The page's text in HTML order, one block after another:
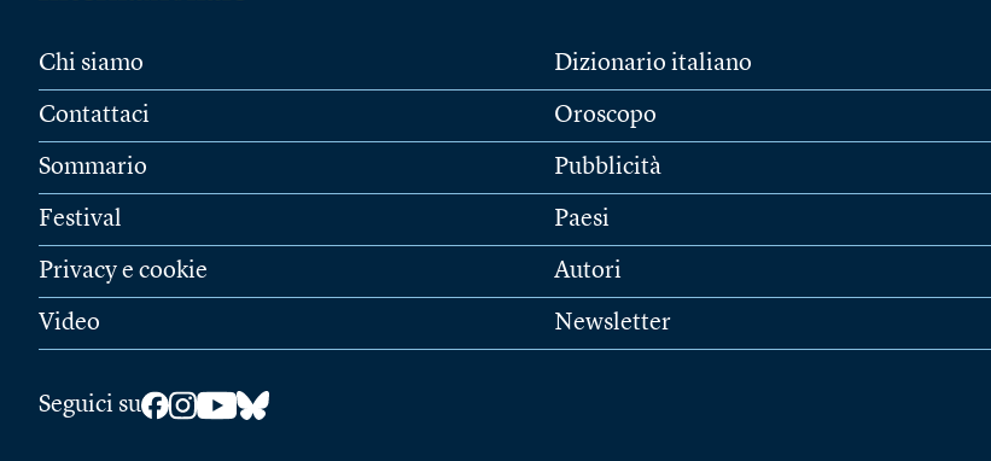
Chi siamo
Contattaci
Sommario
Festival
Privacy e cookie
Video
Dizionario italiano
Oroscopo
Pubblicità
Paesi
Autori
Newsletter
Seguici su